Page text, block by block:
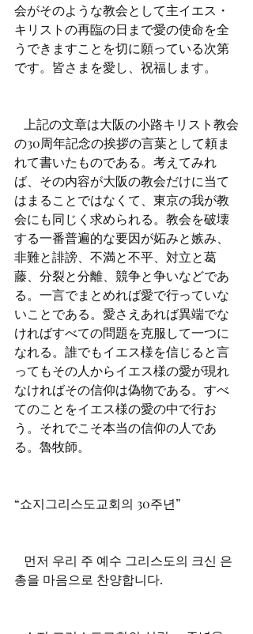
会がそのような教会として主イエス・
キリストの再臨の日まで愛の使命を全
うできますことを切に願っている次第
です。皆さまを愛し、祝福します。
の30周年記念の挨拶の言葉として頼ま
れて書いたものである。考えてみれ
ば、その内容が大阪の教会だけに当て
はまることではなくて、東京の我が教
会にも同じく求められる。教会を破壊
する一番普遍的な要因が妬みと嫉み、
非難と誹謗、不満と不平、対立と葛
藤、分裂と分離、競争と争いなどであ
る。一言でまとめれば愛で行っていな
いことである。愛さえあれば異端でな
ければすべての問題を克服して一つに
なれる。誰でもイエス様を信じると言
ってもその人からイエス様の愛が現れ
なければその信仰は偽物である。すべ
てのことをイエス様の愛の中で行お
う。それでこそ本当の信仰の人であ
“쇼지그리스도교회의 30주년”
총을 마음으로 찬양합니다.